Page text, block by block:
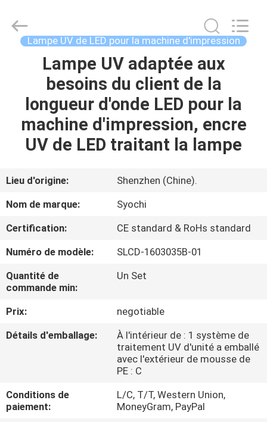
MAISON
PRODUITS
DE
NOUS
VISITE
D'USINE
CONTRÔLE
DE
QUALITÉ
NOUS
Syochi
Electronics
Lampe UV de LED pour la machine d'impression
Lampe UV adaptée aux
besoins du client de la
longueur d'onde LED pour la
machine d'impression, encre
UV de LED traitant la lampe
Lieu d'origine:
Shenzhen (Chine).
Nom de marque:
Syochi
Certification:
CE standard & RoHs standard
Numéro de modèle:
SLCD-1603035B-01
Quantité de
commande min:
Un Set
Prix:
negotiable
Détails d'emballage:
À l'intérieur de : 1 système de
traitement UV d'unité a emballé
avec l'extérieur de mousse de
PE : C
Conditions de
paiement:
L/C, T/T, Western Union,
MoneyGram, PayPal